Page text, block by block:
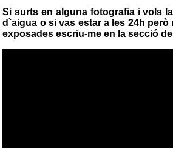
Si surts en alguna fotografia i vols
d`aigua o si vas estar a les 24h
exposades escriu-me en la secció